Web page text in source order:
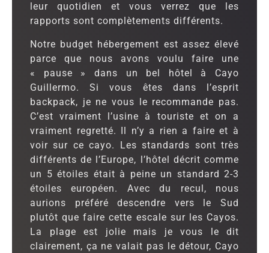
leur quotidien et vous verrez que les
rapports sont complètements différents.
Notre budget hébergement est assez élevé
parce que nous avons voulu faire une
« pause » dans un bel hôtel à Cayo
Guillermo. Si vous êtes dans l’esprit
backpack, je ne vous le recommande pas.
C’est vraiment l’usine à touriste et on a
vraiment regretté. Il n’y a rien a faire et à
voir sur ce cayo. Les standards sont très
différents de l’Europe, l’hôtel décrit comme
un 5 étoiles était à peine un standard 2-3
étoiles européen. Avec du recul, nous
aurions préféré descendre vers le Sud
plutôt que faire cette escale sur les Cayos.
La plage est jolie mais je vous le dit
clairement, ça ne valait pas le détour, Cayo